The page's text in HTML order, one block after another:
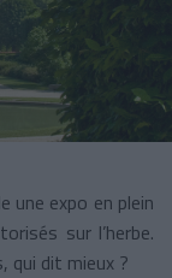
une expo en plein
sur l’herbe.
qui dit mieux ?